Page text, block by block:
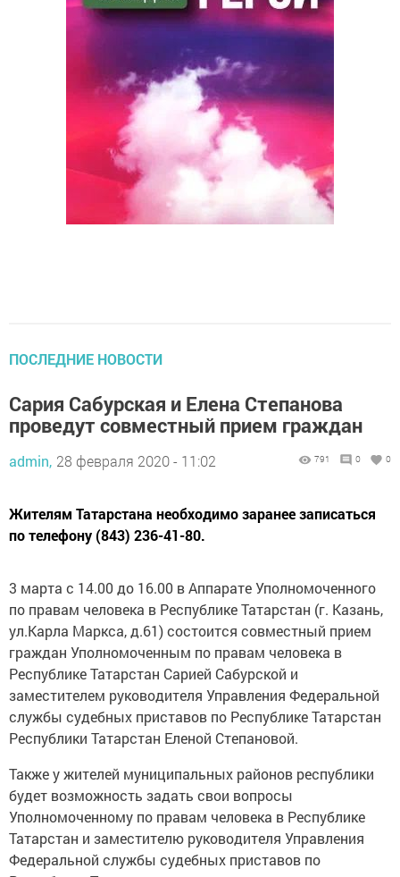
ПОСЛЕДНИЕ НОВОСТИ
Сария Сабурская и Елена Степанова
проведут совместный прием граждан
admin, 28 февраля 2020 - 11:02 791 0 0
Жителям Татарстана необходимо заранее записаться
по телефону (843) 236-41-80.
3 марта с 14.00 до 16.00 в Аппарате Уполномоченного
по правам человека в Республике Татарстан (г. Казань,
ул.Карла Маркса, д.61) состоится совместный прием
граждан Уполномоченным по правам человека в
Республике Татарстан Сарией Сабурской и
заместителем руководителя Управления Федеральной
службы судебных приставов по Республике Татарстан
Республики Татарстан Еленой Степановой.
Также у жителей муниципальных районов республики
будет возможность задать свои вопросы
Уполномоченному по правам человека в Республике
Татарстан и заместителю руководителя Управления
Федеральной службы судебных приставов по